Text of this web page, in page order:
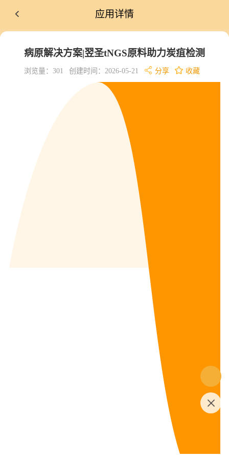
应用详情
病原解决方案|翌圣tNGS原料助力炭疽检测
浏览量：301 创建时间：2026-05-21 分享 收藏